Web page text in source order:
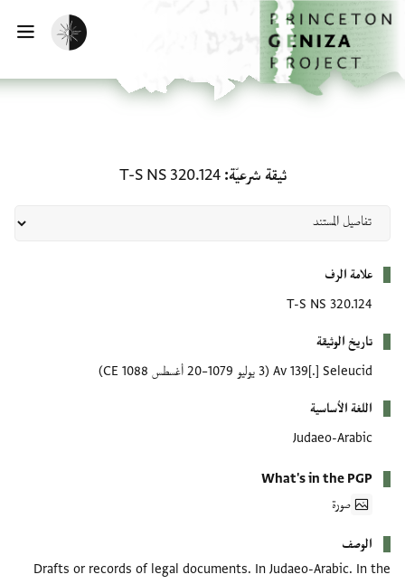
إلى المحتوى الرئيسي
الرئيسية
تفعيل الوضع المظلم
ثيقة شرعيّة T-S NS 320.124
علامة الرف
T-S NS 320.124
تاريخ الوثيقة
Av 139[.] Seleucid (3 يوليو 1079–20 أغسطس 1088 CE)
اللغة الأساسية
Judaeo-Arabic
What's in the PGP
صورة
الوصف
Drafts or records of legal documents. In Judaeo-Arabic. In the